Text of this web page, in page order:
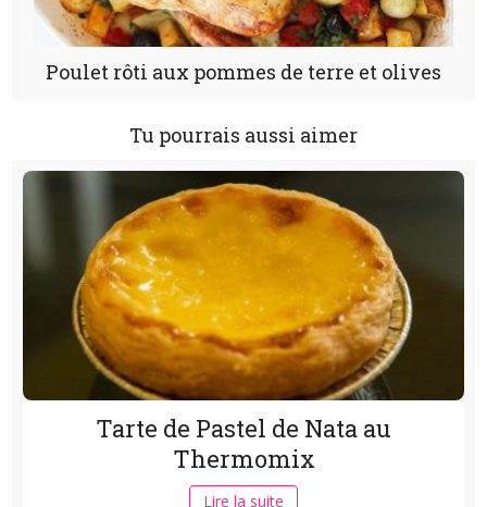
Poulet rôti aux pommes de terre et olives
Tu pourrais aussi aimer
Tarte de Pastel de Nata au
Thermomix
Lire la suite